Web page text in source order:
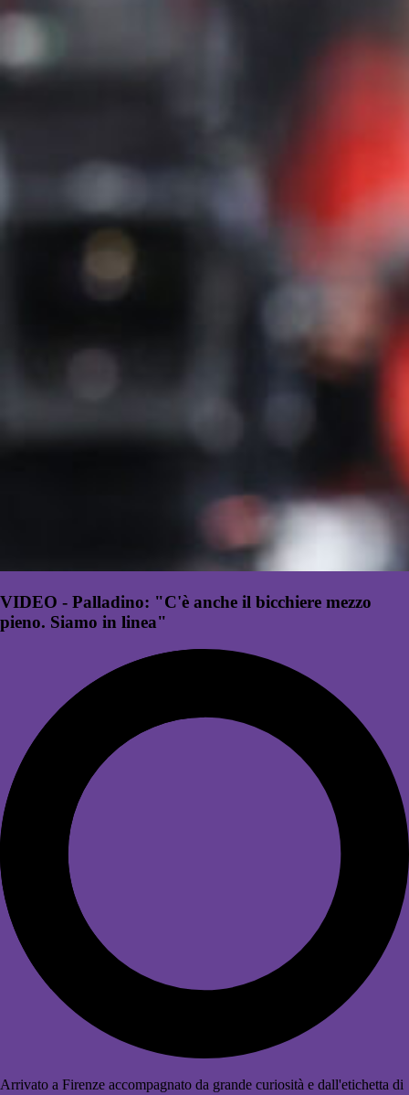
VIDEO - Palladino: "C'è anche il bicchiere mezzo
pieno. Siamo in linea"
Arrivato a Firenze accompagnato da grande curiosità e dall'etichetta di